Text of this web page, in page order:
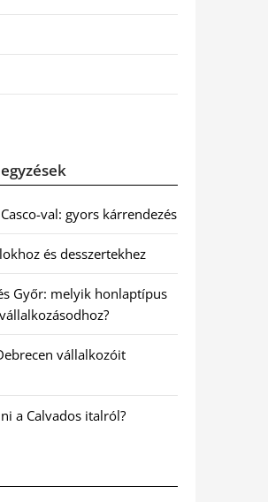
val: gyors kárrendezés
és desszertekhez
Győr: melyik honlaptípus
vállalkozóit
a Calvados italról?